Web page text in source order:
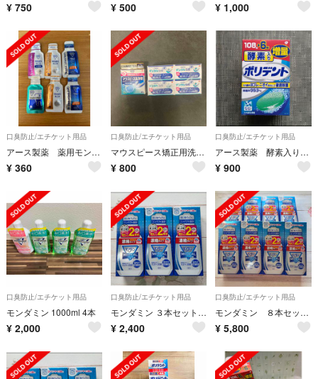
¥ 750 ¥ 500 ¥ 1,000
口臭防止/エチケット用品
アース製薬 薬用モンダミン 予防歯科 洗口液６個
¥ 360
口臭防止/エチケット用品
マウスピース矯正用洗浄剤
¥ 800
口臭防止/エチケット用品
アース製薬 酵素入りポリデント 108錠
¥ 900
口臭防止/エチケット用品
モンダミン 1000ml 4本
¥ 2,000
口臭防止/エチケット用品
モンダミン ３本セット 濃縮タイプ
¥ 2,400
口臭防止/エチケット用品
モンダミン ８本セット 濃縮タイプ
¥ 5,800